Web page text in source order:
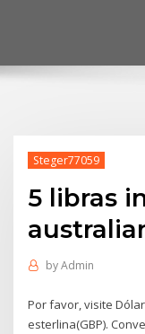
Steger77059
5 libras
byAdmin
Por favor, visite
esterlina(GBP).